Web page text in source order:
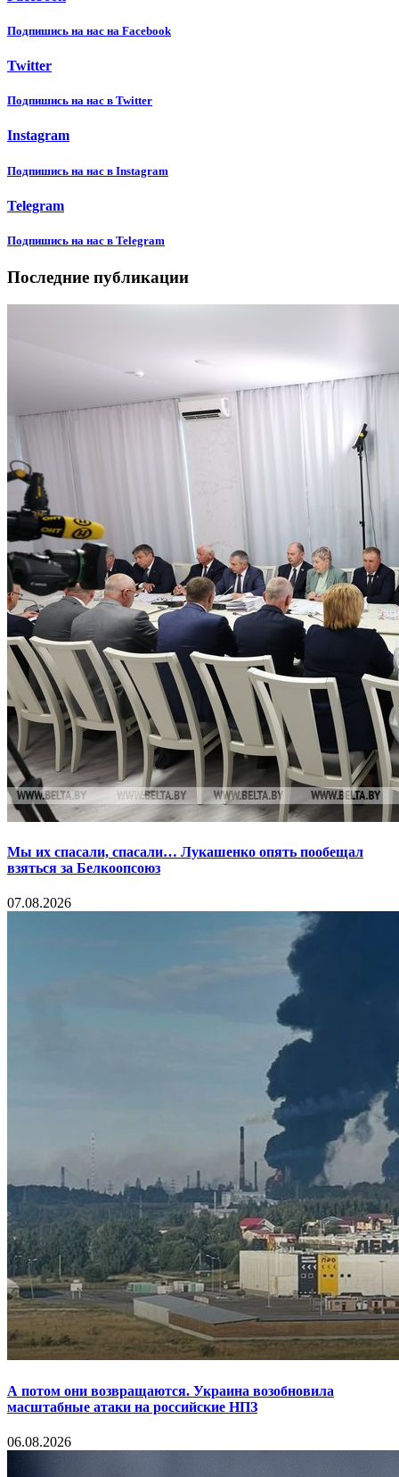
Подпишиcь на нас на Facebook
Twitter
Подпишиcь на нас в Twitter
Instagram
Подпишиcь на нас в Instagram
Telegram
Подпишиcь на нас в Telegram
Последние публикации
Мы их спасали, спасали… Лукашенко опять пообещал
взяться за Белкоопсоюз
07.08.2026
А потом они возвращаются. Украина возобновила
масштабные атаки на российские НПЗ
06.08.2026